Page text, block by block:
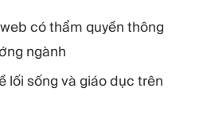
có thẩm quyền thông
ngành
lối sống và giáo dục trên